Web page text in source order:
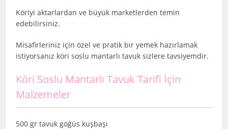
Köriyi aktarlardan ve büyük marketlerden temin
edebilirsiniz.
Misafirleriniz için özel ve pratik bir yemek hazırlamak
istiyorsanız köri soslu mantarlı tavuk sizlere tavsiyemdir.
Köri Soslu Mantarlı Tavuk Tarifi İçin
Malzemeler
500 gr tavuk göğüs kuşbaşı